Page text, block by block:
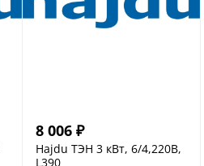
8 006 ₽
Hajdu ТЭН 3 кВт, 6/4,220В,
L390